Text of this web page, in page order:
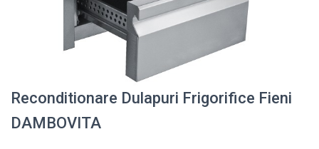
Reconditionare Dulapuri Frigorifice Fieni
DAMBOVITA